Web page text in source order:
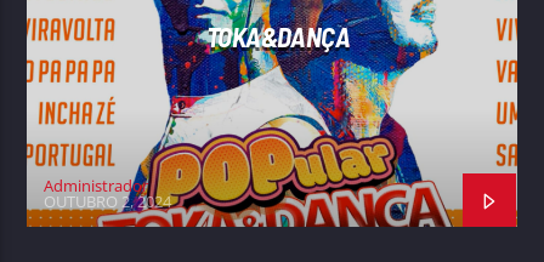
TOKA&DANÇA
Administrador
OUTUBRO 2, 2024